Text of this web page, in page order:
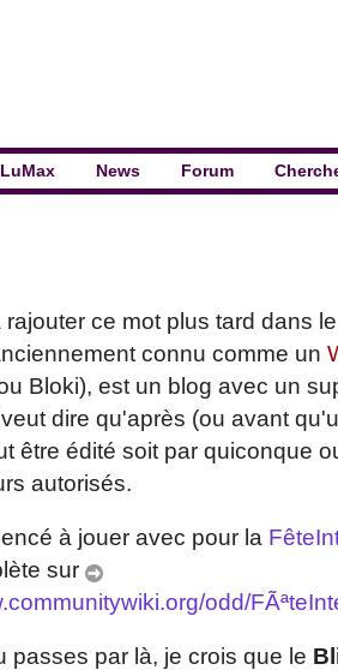
News Forum
rajouter ce mot plus tard dans
connu comme un
Bloki), est un blog avec un
dire qu'après (ou avant
être édité soit par quiconque
autorisés.
à jouer avec pour la
sur
odd/
passes par là, je crois que le